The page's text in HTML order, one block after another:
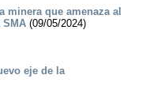
minera que amenaza al
(09/05/2024)
eje de la